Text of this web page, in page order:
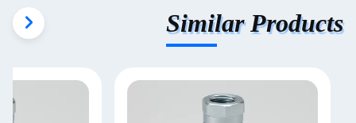
Similar Products